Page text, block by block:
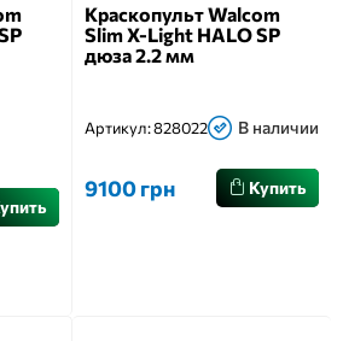
Краскопульт Walcom
Slim X-Light HALO SP
дюза 2.2 мм
Артикул:828022 В наличии
9100 грн Купить